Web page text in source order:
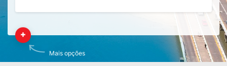
Mais opções